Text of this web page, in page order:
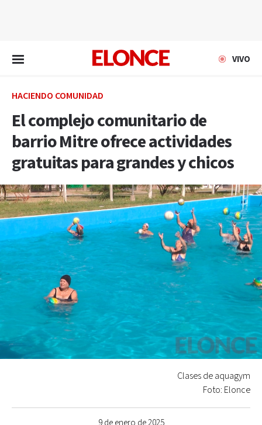
VIVO
HACIENDO COMUNIDAD
El complejo comunitario de
barrio Mitre ofrece actividades
gratuitas para grandes y chicos
9 de enero de 2025
Clases de aquagym
Foto: Elonce